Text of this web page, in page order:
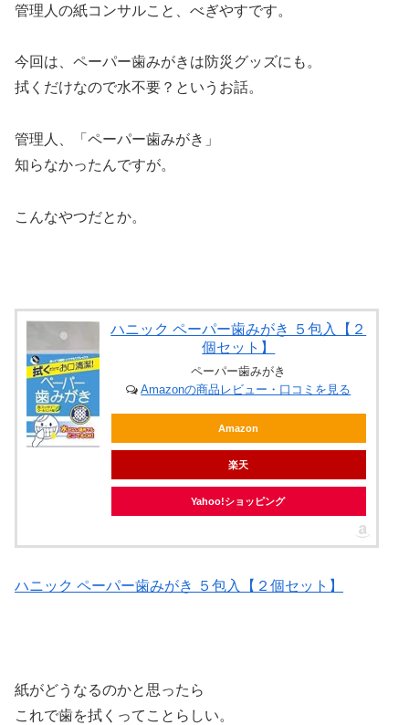
管理人の紙コンサルこと、べぎやすです。
今回は、ペーパー歯みがきは防災グッズにも。
拭くだけなので水不要？というお話。
管理人、「ペーパー歯みがき」
知らなかったんですが。
こんなやつだとか。
ハニック ペーパー歯みがき ５包入【２
個セット】
ペーパー歯みがき
Amazonの商品レビュー・口コミを見る
Amazon
楽天
Yahoo!ショッピング
ハニック ペーパー歯みがき ５包入【２個セット】
紙がどうなるのかと思ったら
これで歯を拭くってことらしい。